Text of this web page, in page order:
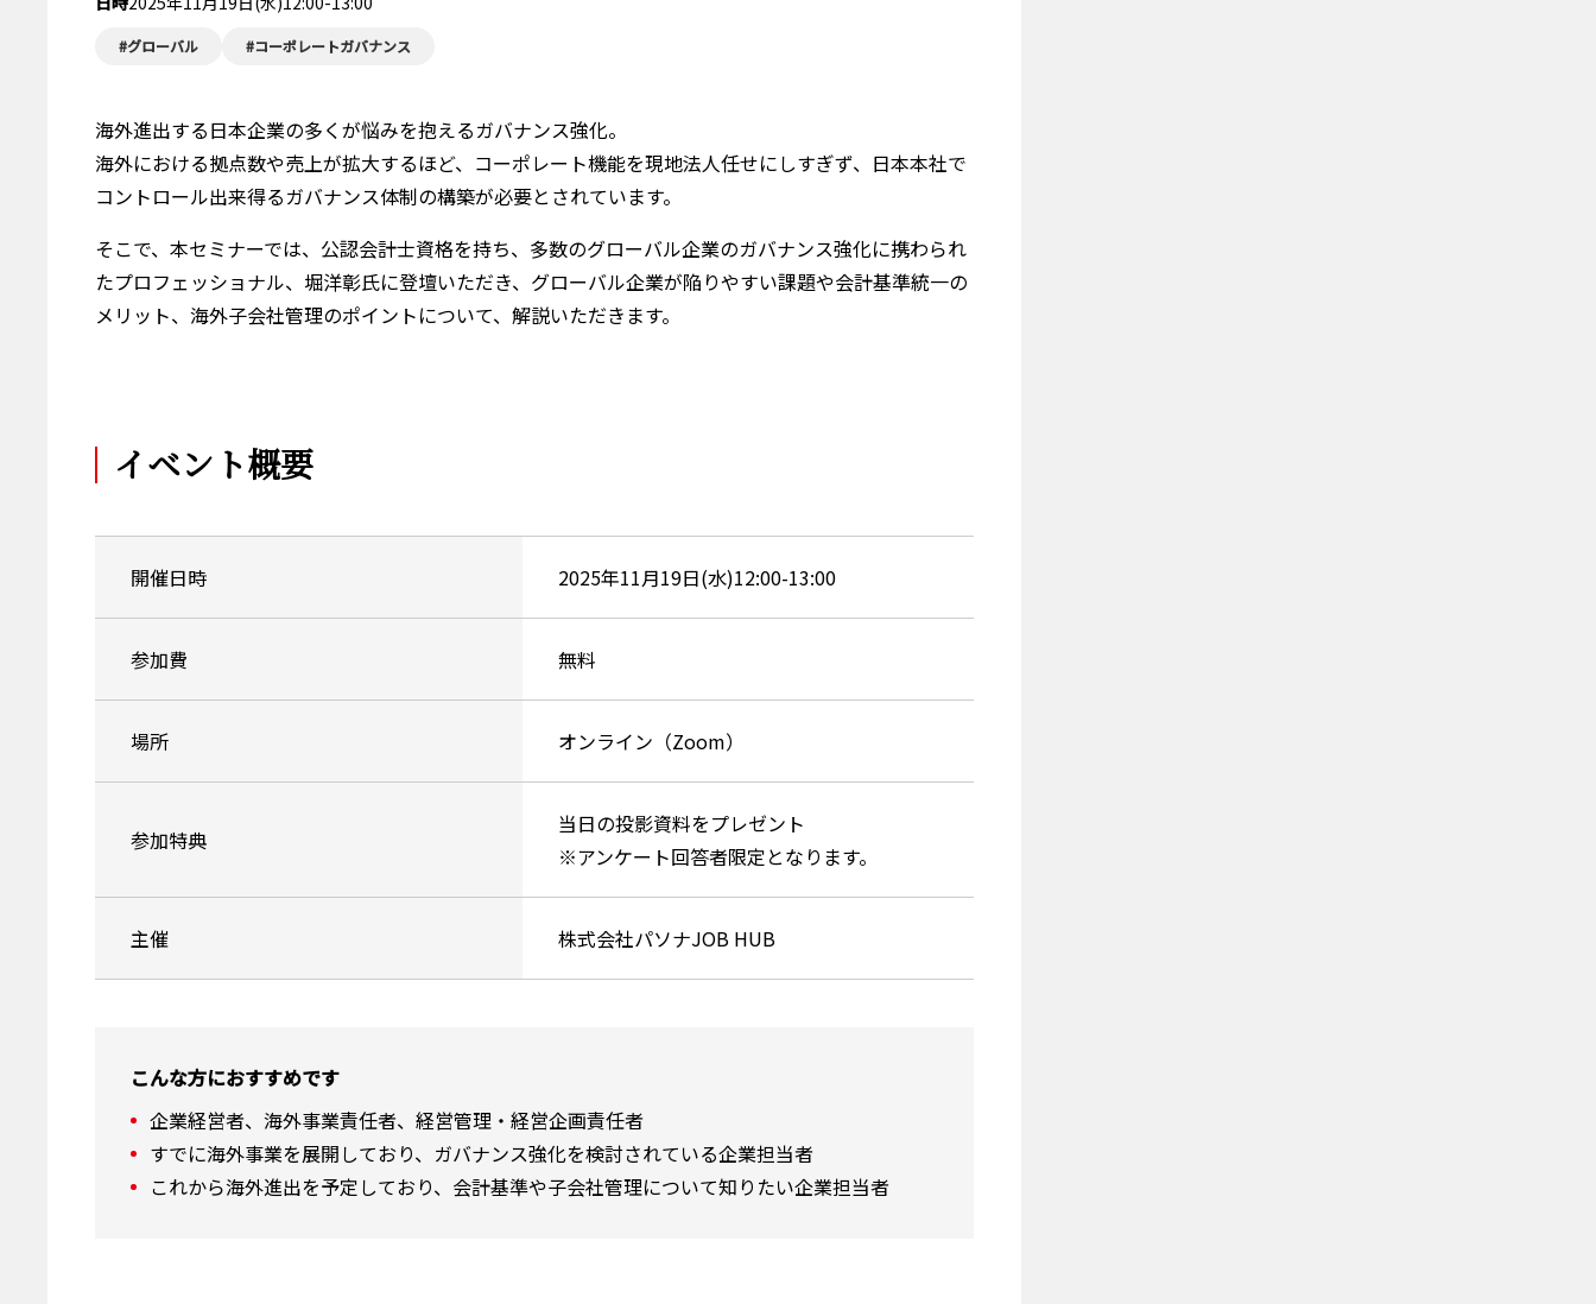
#グローバル #コーポレートガバナンス
海外進出する日本企業の多くが悩みを抱えるガバナンス強化。
海外における拠点数や売上が拡大するほど、コーポレート機能を現地法人任せにしすぎず、日本本社で
コントロール出来得るガバナンス体制の構築が必要とされています。
そこで、本セミナーでは、公認会計士資格を持ち、多数のグローバル企業のガバナンス強化に携わられ
たプロフェッショナル、堀洋彰氏に登壇いただき、グローバル企業が陥りやすい課題や会計基準統一の
メリット、海外子会社管理のポイントについて、解説いただきます。
イベント概要
開催日時 2025年11月19日(水)12:00-13:00
参加費 無料
場所 オンライン（Zoom）
参加特典
当日の投影資料をプレゼント
※アンケート回答者限定となります。
主催 株式会社パソナJOB HUB
こんな方におすすめです
企業経営者、海外事業責任者、経営管理・経営企画責任者
すでに海外事業を展開しており、ガバナンス強化を検討されている企業担当者
これから海外進出を予定しており、会計基準や子会社管理について知りたい企業担当者